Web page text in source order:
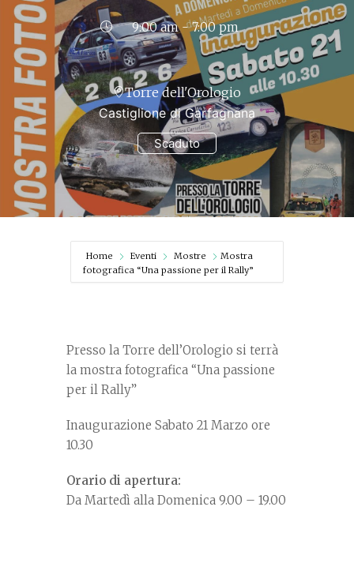
Scaduto
9:00 am - 7:00 pm
Torre dell'Orologio
Castiglione di Garfagnana
Home Eventi Mostre
Mostra
fotografica “Una passione per il Rally”
Presso la Torre dell’Orologio si terrà
la mostra fotografica “Una passione
per il Rally”
Inaugurazione Sabato 21 Marzo ore
10.30
Orario di apertura:
Da Martedì alla Domenica 9.00 – 19.00